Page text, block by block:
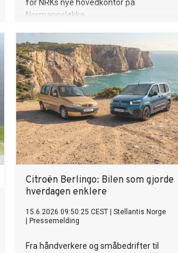
for NRKs nye hovedkontor på
Normannsløkka.
Citroën Berlingo: Bilen som gjorde
hverdagen enklere
15.6.2026 09:50:25 CEST
Stellantis Norge
Pressemelding
Fra håndverkere og småbedrifter til